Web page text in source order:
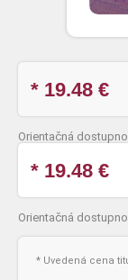
* 19.48 €
Orientačná
* 19.48 €
Orientačná
* Uvedená cena